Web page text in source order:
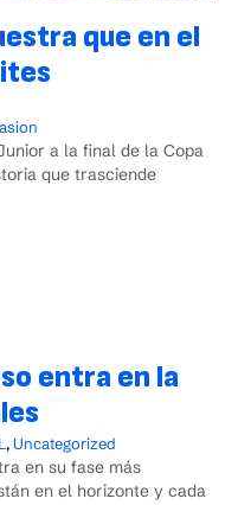
que en el
a la final de la Copa
que trasciende
entra en la
,Uncategorized
en su fase más
en el horizonte y cada